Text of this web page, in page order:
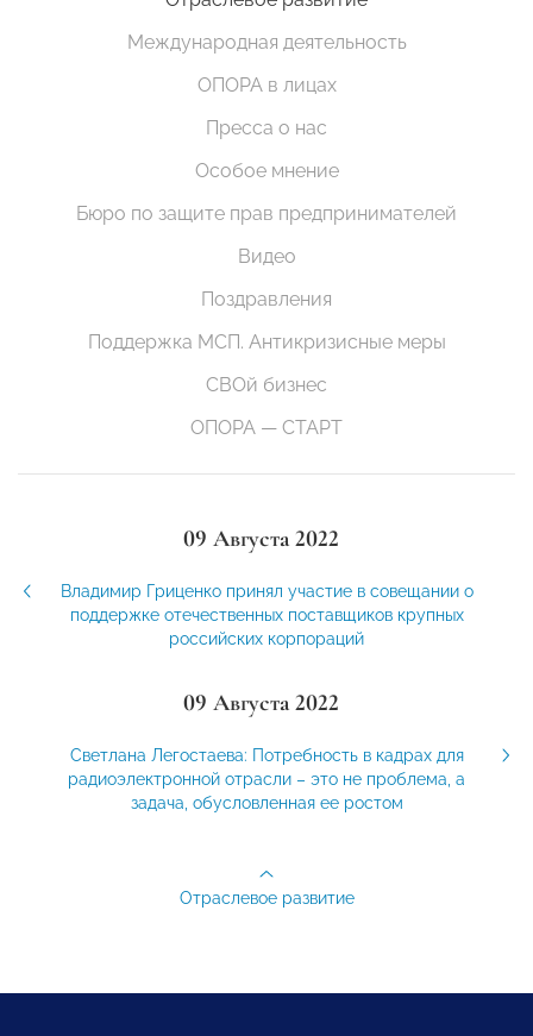
Международная деятельность
ОПОРА в лицах
Пресса о нас
Особое мнение
Бюро по защите прав предпринимателей
Видео
Поздравления
Поддержка МСП. Антикризисные меры
СВОй бизнес
ОПОРА — СТАРТ
09 Августа 2022
Владимир Гриценко принял участие в совещании о
поддержке отечественных поставщиков крупных
российских корпораций
09 Августа 2022
Светлана Легостаева: Потребность в кадрах для
радиоэлектронной отрасли – это не проблема, а
задача, обусловленная ее ростом
Отраслевое развитие